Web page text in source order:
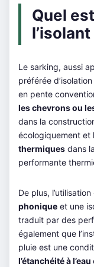
Quel
Le sarking, aussi
préférée
en pente
les chevrons ou
dans la
écologiquement et
thermiques dans
performante
De plus,
phonique et une
traduit par des
également que
pluie est une
l’étanchéité à l’eau